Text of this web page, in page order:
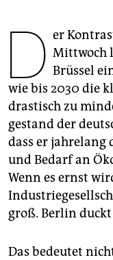
genossenschaft
epaper login
D er
Mittwoch
Brüssel
wie bis 2030 die
drastisch zu
gestand der
dass er jahrelang
und Bedarf an
Wenn es ernst
groß. Berlin duckt
Das bedeutet